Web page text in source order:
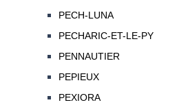
PECH-LUNA
PECHARIC-ET-LE-PY
PENNAUTIER
PEPIEUX
PEXIORA